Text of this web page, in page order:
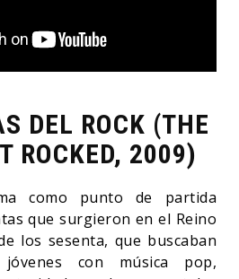
DEL ROCK (THE
ROCKED, 2009)
como punto de partida
que surgieron en el Reino
los sesenta, que buscaban
con música pop,